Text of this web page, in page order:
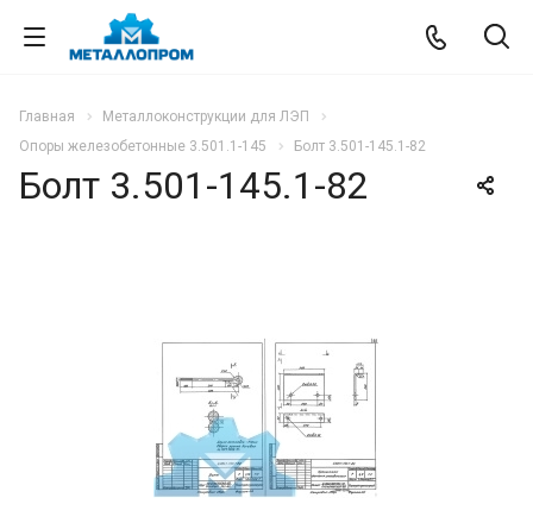
Главная
Металлоконструкции для ЛЭП
Опоры железобетонные 3.501.1-145
Болт 3.501-145.1-82
Болт 3.501-145.1-82